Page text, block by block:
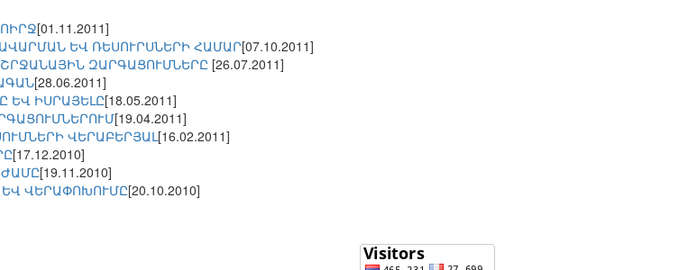
[01.11.2011]
ԵՎ ՌԵՍՈՒՐՍՆԵՐԻ ՀԱՄԱՐ[07.10.2011]
ԶԱՐԳԱՑՈՒՄՆԵՐԸ [26.07.2011]
[28.06.2011]
ԵՎ ԻՍՐԱՅԵԼԸ[18.05.2011]
[19.04.2011]
ՎԵՐԱԲԵՐՅԱԼ[16.02.2011]
[17.12.2010]
[19.11.2010]
ՎԵՐԱՓՈԽՈՒՄԸ[20.10.2010]